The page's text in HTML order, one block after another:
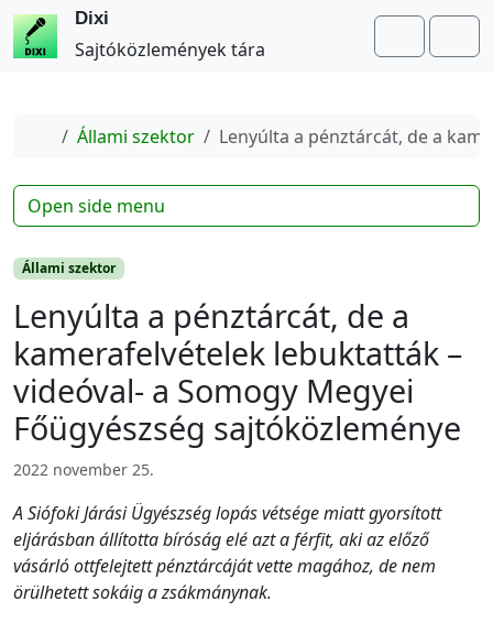
Dixi
Sajtóközlemények tára
Home
Állami szektor Lenyúlta a pénztárcát, de a
Állami szektor
Lenyúlta a pénztárcát, de a
kamerafelvételek lebuktatták –
videóval- a Somogy Megyei
Főügyészség sajtóközleménye
2022 november 25.
A Siófoki Járási Ügyészség lopás vétsége miatt gyorsított
eljárásban állította bíróság elé azt a férfit, aki az előző
vásárló ottfelejtett pénztárcáját vette magához, de nem
örülhetett sokáig a zsákmánynak.
Open side menu